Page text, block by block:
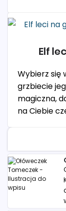
Elf
Wybierz się
grzbiecie
magiczna,
na Ciebie